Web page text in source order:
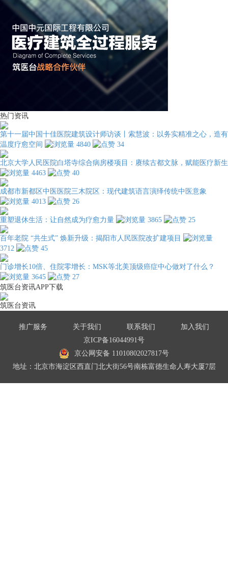
热门资讯
第十一届中国十佳医院建筑设计师访谈丨索慧波：以务实精准之心，造有
温度疗愈空间
4840 34
北京大学人民医院白塔寺综合病房楼项目：赓续古都文脉，赋能医疗新生
4463
40
成都市新都区中医医院三木院区：现代建筑语言演绎传统中医意象
4013
26
重塑退休生活：让自然成为疗愈力量 3865 25
百年老院 “共生式” 焕新升级：揭阳市人民医院改扩建项目
3712
45
门诊增长10倍、住院零增长：MSK等北美顶级癌症中心做对了什么？
3645
27
筑医台资讯APP下载
筑医台资讯
推广服务 关于我们 联系我们
加入我们
京ICP备16044991号
京公网安备 11010802027817号
地址：北京市海淀区西直门北大街56号南栋富德生命人寿大厦7层